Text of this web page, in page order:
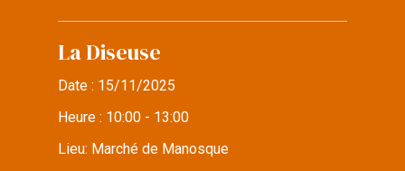
La Diseuse
Date : 15/11/2025
Heure : 10:00 - 13:00
Lieu: Marché de Manosque